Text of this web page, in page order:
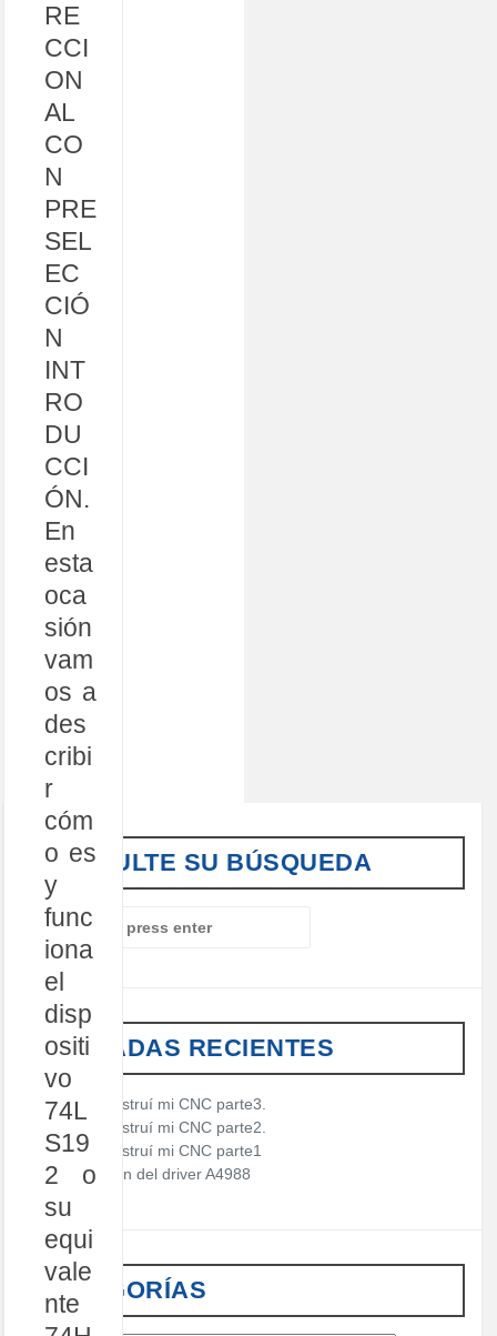
RE
CCI
ON
AL
CO
N
PRE
SEL
EC
CIÓ
N
INT
RO
DU
CCI
ÓN.
En
esta
oca
sión
vam
os a
des
cribi
r
cóm
o es
y
func
iona
el
disp
ositi
vo
74L
S19
2 o
su
equi
vale
nte
CONSULTE SU BÚSQUEDA
S
e
a
r
c
h
f
o
ENTRADAS RECIENTES
Cómo construí mi CNC parte3.
Cómo construí mi CNC parte2.
Cómo construí mi CNC parte1
Descripción del driver A4988
CATEGORÍAS